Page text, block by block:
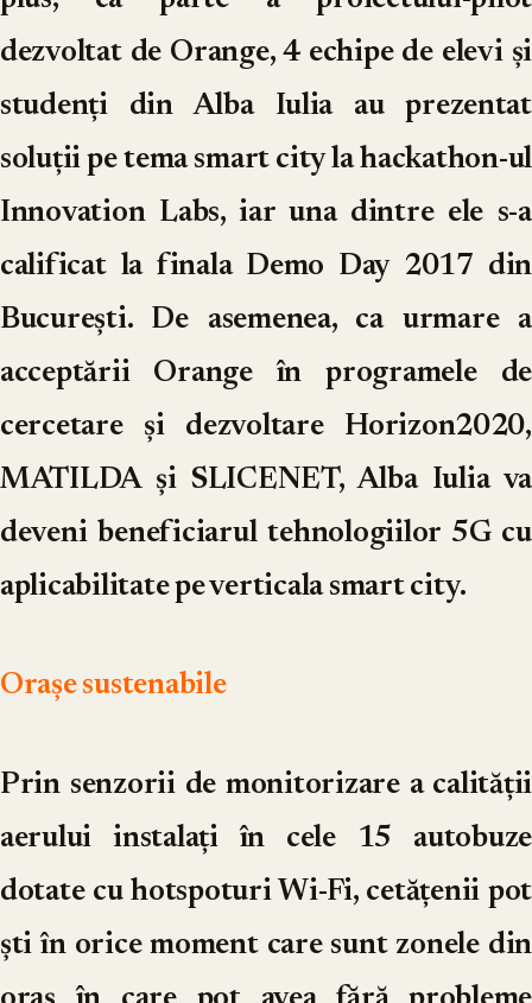
dezvoltat de Orange, 4 echipe de elevi și
studenți din Alba Iulia au prezentat
soluții pe tema smart city la hackathon-ul
Innovation Labs, iar una dintre ele s-a
calificat la finala Demo Day 2017 din
București. De asemenea, ca urmare a
acceptării Orange în programele de
cercetare și dezvoltare Horizon2020,
MATILDA și SLICENET, Alba Iulia va
deveni beneficiarul tehnologiilor 5G cu
aplicabilitate pe verticala smart city.
Orașe sustenabile
Prin senzorii de monitorizare a calității
aerului instalați în cele 15 autobuze
dotate cu hotspoturi Wi-Fi, cetățenii pot
ști în orice moment care sunt zonele din